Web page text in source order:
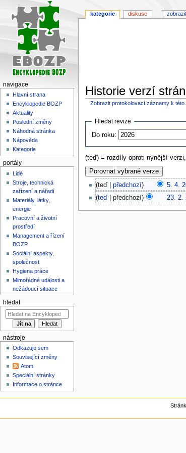
Historie verzí
Zobrazit protokolovací záznamy k této
Skočit
navigaci
Skočit
vyhledávání
Hledat revize
Do roku:
(teď) = rozdíly oproti nynější
teď předchozí 5. 4.
teď
předchozí 23. 2.
kategorie diskuse
navigace
Hlavní strana
Encyklopedie BOZP
Aktuality
Poslední změny
Náhodná stránka
Nápověda
Kategorie
portály
Lidé
Stroje, technická
zařízení a nářadí
Materiály, látky,
energie
Pracovní a životní
prostředí
Management a řízení
BOZP
Sociální aspekty,
společnost
Hygiena práce
Mimořádné události a
nežádoucí situace
hledat
nástroje
Odkazuje sem
Související změny
Atom
Speciální stránky
Informace o stránce